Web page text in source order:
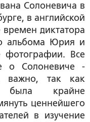
Солоневича в
в английской
диктатора
альбома Юрия и
фотографии. Все
о Солоневиче -
важно, так как
была крайне
ценнейшего
в изучение